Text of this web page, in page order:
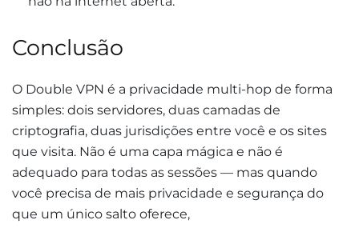
Conclusão
O Double VPN é a privacidade multi-hop de forma
simples: dois servidores, duas camadas de
criptografia, duas jurisdições entre você e os sites
que visita. Não é uma capa mágica e não é
adequado para todas as sessões — mas quando
você precisa de mais privacidade e segurança do
que um único salto oferece,